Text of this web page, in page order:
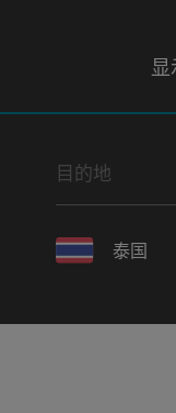
显
目的地
泰国